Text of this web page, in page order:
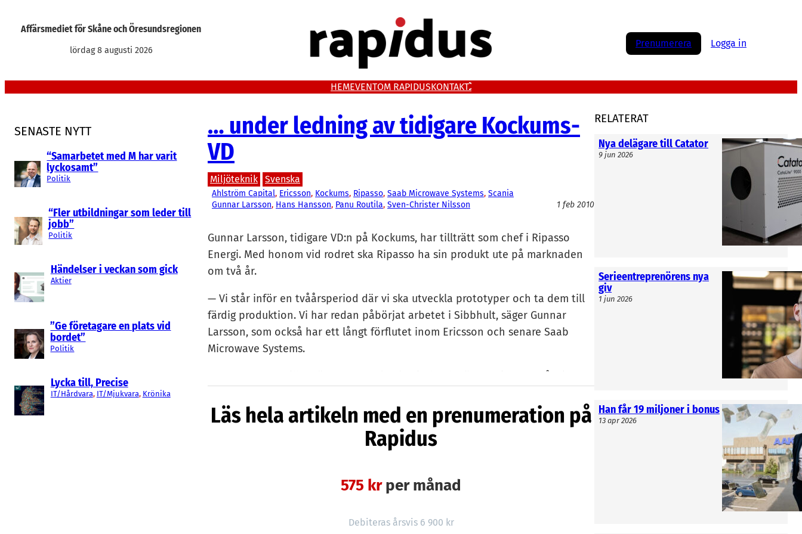
Affärsmediet för Skåne och Öresundsregionen
lördag 8 augusti 2026
Prenumerera Logga in
HEMEVENTOM RAPIDUSKONTAKT
SENASTE NYTT
“Samarbetet med M har varit
lyckosamt”
Politik
“Fler utbildningar som leder till
jobb”
Politik
Händelser i veckan som gick
Aktier
”Ge företagare en plats vid
bordet”
Politik
Lycka till, Precise
IT/Hårdvara, IT/Mjukvara, Krönika
… under ledning av tidigare Kockums-
VD
Miljöteknik Svenska
Ahlström Capital, Ericsson, Kockums, Ripasso, Saab Microwave Systems, Scania
Gunnar Larsson, Hans Hansson, Panu Routila, Sven-Christer Nilsson 1 feb 2010
Gunnar Larsson, tidigare VD:n på Kockums, har tillträtt som chef i Ripasso
Energi. Med honom vid rodret ska Ripasso ha sin produkt ute på marknaden
om två år.
— Vi står inför en tvåårsperiod där vi ska utveckla prototyper och ta dem till
färdig produktion. Vi har redan påbörjat arbetet i Sibbhult, säger Gunnar
Larsson, som också har ett långt förflutet inom Ericsson och senare Saab
Microwave Systems.
mycket nöjda med affären.
— Tekniken har visat sig ha väldigt stor potential. I
demonstrationsanläggningar kan vi se en verkningsgrad på 30 procent. Det
på 10 procent, säger Gunnar Larsson.
I slutänden kommer produkten kräva sydligare, och soligare, breddgrader än
Läs hela artikeln med en prenumeration på
Rapidus
575 krper månad
Debiteras årsvis 6 900 kr
RELATERAT
Nya delägare till Catator
9 jun 2026
Serieentreprenörens nya
giv
1 jun 2026
Han får 19 miljoner i bonus
13 apr 2026